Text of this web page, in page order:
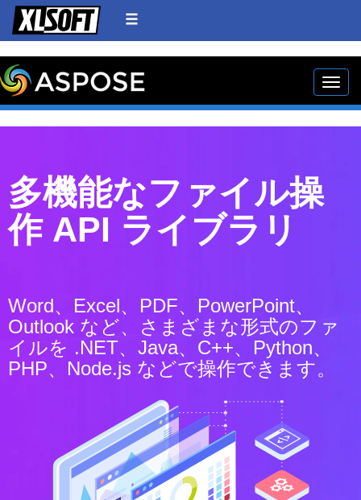
多機能なファイル操
作 API ライブラリ
Word、Excel、PDF、PowerPoint、
Outlook など、さまざまな形式のファ
イルを .NET、Java、C++、Python、
PHP、Node.js などで操作できます。